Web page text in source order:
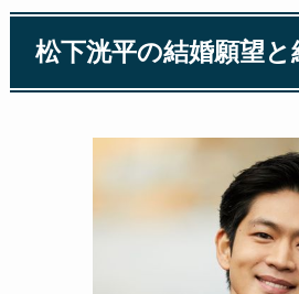
松下洸平の結婚願望と